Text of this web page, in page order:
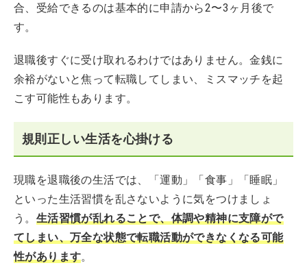
合、受給できるのは基本的に申請から2〜3ヶ月後で
す。
退職後すぐに受け取れるわけではありません。金銭に
余裕がないと焦って転職してしまい、ミスマッチを起
こす可能性もあります。
規則正しい生活を心掛ける
現職を退職後の生活では、「運動」「食事」「睡眠」
といった生活習慣を乱さないように気をつけましょ
う。 生活習慣が乱れることで、体調や精神に支障がで
てしまい、万全な状態で転職活動ができなくなる可能
性があります。